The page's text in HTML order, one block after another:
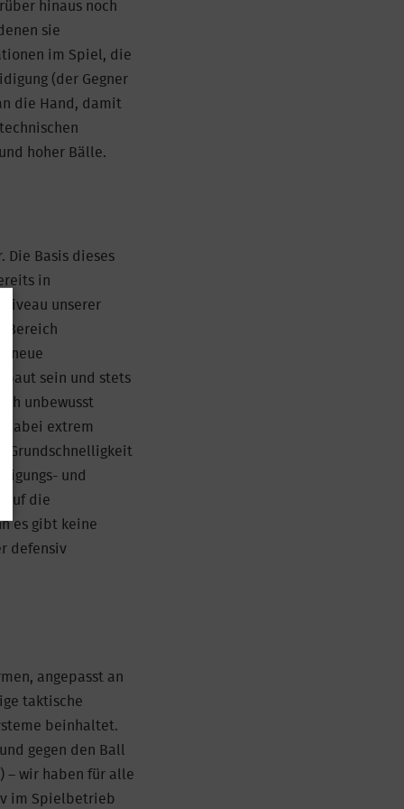
hinaus noch
sie
im Spiel, die
(der Gegner
die Hand, damit
hoher Bälle.
Basis dieses
in
unserer
Bereich
neue
sein und stets
unbewusst
dabei extrem
Grundschnelligkeit
und
auf die
es gibt keine
defensiv
angepasst an
taktische
beinhaltet.
gegen den Ball
– wir haben für alle
im Spielbetrieb